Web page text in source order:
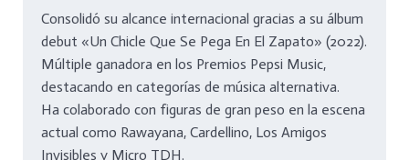
Consolidó su alcance internacional gracias a su álbum
debut «Un Chicle Que Se Pega En El Zapato» (2022).
Múltiple ganadora en los Premios Pepsi Music,
destacando en categorías de música alternativa.
Ha colaborado con figuras de gran peso en la escena
actual como Rawayana, Cardellino, Los Amigos
Invisibles y Micro TDH.